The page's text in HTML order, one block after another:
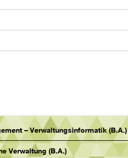
– Verwaltungsinformatik (B.A.)
Verwaltung (B.A.)